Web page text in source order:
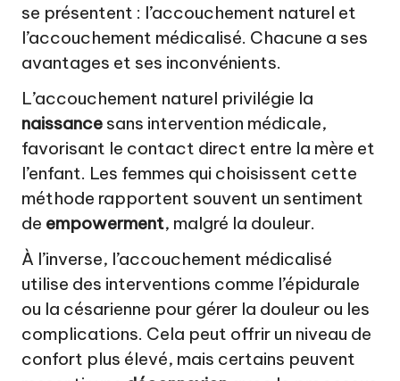
se présentent : l’accouchement naturel et
l’accouchement médicalisé. Chacune a ses
avantages et ses inconvénients.
L’accouchement naturel privilégie la
naissance sans intervention médicale,
favorisant le contact direct entre la mère et
l’enfant. Les femmes qui choisissent cette
méthode rapportent souvent un sentiment
de empowerment, malgré la douleur.
À l’inverse, l’accouchement médicalisé
utilise des interventions comme l’épidurale
ou la césarienne pour gérer la douleur ou les
complications. Cela peut offrir un niveau de
confort plus élevé, mais certains peuvent